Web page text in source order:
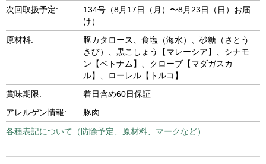
次回取扱予定:
134号（8月17日（月）〜8月23日（日）お届
け）
原材料:
豚カタロース、食塩（海水）、砂糖（さとう
きび）、黒こしょう【マレーシア】、シナモ
ン【ベトナム】、クローブ【マダガスカ
ル】、ローレル【トルコ】
賞味期限:
着日含め60日保証
アレルゲン情報:
豚肉
各種表記について（防除予定、原材料、マークなど）